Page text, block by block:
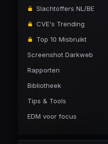
Slachtoffers NL/BE
CVE's Trending
Top 10 Misbruikt
Screenshot Darkweb
Rapporten
Bibliotheek
Tips & Tools
EDM voor focus